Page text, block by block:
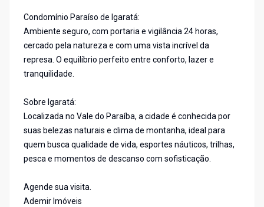
Condomínio Paraíso de Igaratá:
Ambiente seguro, com portaria e vigilância 24 horas,
cercado pela natureza e com uma vista incrível da
represa. O equilíbrio perfeito entre conforto, lazer e
tranquilidade.
Sobre Igaratá:
Localizada no Vale do Paraíba, a cidade é conhecida por
suas belezas naturais e clima de montanha, ideal para
quem busca qualidade de vida, esportes náuticos, trilhas,
pesca e momentos de descanso com sofisticação.
Agende sua visita.
Ademir Imóveis